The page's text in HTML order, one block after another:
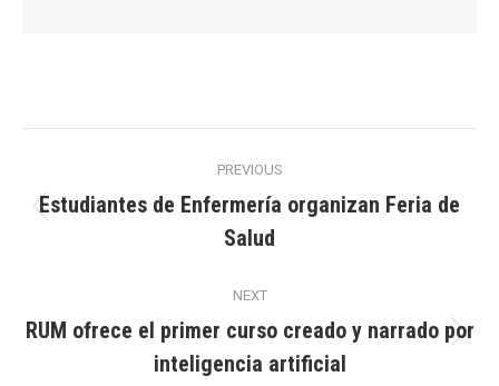
navigation
PREVIOUS
Previous
post:
Estudiantes de Enfermería organizan Feria de
Salud
NEXT
Next
post:
RUM ofrece el primer curso creado y narrado por
inteligencia artificial